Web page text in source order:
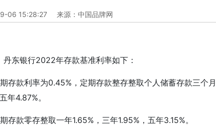
06 15:28:27 来源：中国品牌网
丹东银行2022年存款基准利率如下：
存款利率为0.45%，定期存款整存整取个人储蓄存款三个
年4.87%。
存款零存整取一年1.65%，三年1.95%，五年3.15%。